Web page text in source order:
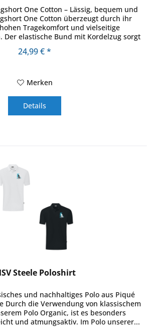
One Cotton – Lässig, bequem und
One Cotton überzeugt durch ihr
Tragekomfort und vielseitige
Der elastische Bund mit Kordelzug sorgt
24,99 € *
Merken
Details
Steele Poloshirt
und nachhaltiges Polo aus Piqué
Durch die Verwendung von klassischem
Polo Organic, ist es besonders
und atmungsaktiv. Im Polo unserer...